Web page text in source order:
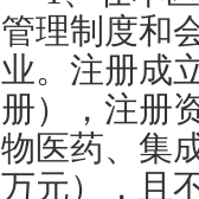
管理制度和
业。注册成
册），注册
物医药、集
万元），且